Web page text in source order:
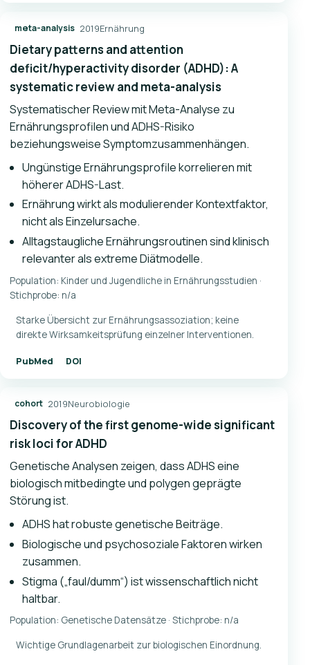
meta-analysis 2019Ernährung
Dietary patterns and attention
deficit/hyperactivity disorder (ADHD): A
systematic review and meta-analysis
Systematischer Review mit Meta-Analyse zu
Ernährungsprofilen und ADHS-Risiko
beziehungsweise Symptomzusammenhängen.
Ungünstige Ernährungsprofile korrelieren mit
höherer ADHS-Last.
Ernährung wirkt als modulierender Kontextfaktor,
nicht als Einzelursache.
Alltagstaugliche Ernährungsroutinen sind klinisch
relevanter als extreme Diätmodelle.
Population: Kinder und Jugendliche in Ernährungsstudien ·
Stichprobe: n/a
Starke Übersicht zur Ernährungsassoziation; keine
direkte Wirksamkeitsprüfung einzelner Interventionen.
PubMed DOI
cohort 2019Neurobiologie
Discovery of the first genome-wide significant
risk loci for ADHD
Genetische Analysen zeigen, dass ADHS eine
biologisch mitbedingte und polygen geprägte
Störung ist.
ADHS hat robuste genetische Beiträge.
Biologische und psychosoziale Faktoren wirken
zusammen.
Stigma („faul/dumm“) ist wissenschaftlich nicht
haltbar.
Population: Genetische Datensätze · Stichprobe: n/a
Wichtige Grundlagenarbeit zur biologischen Einordnung.